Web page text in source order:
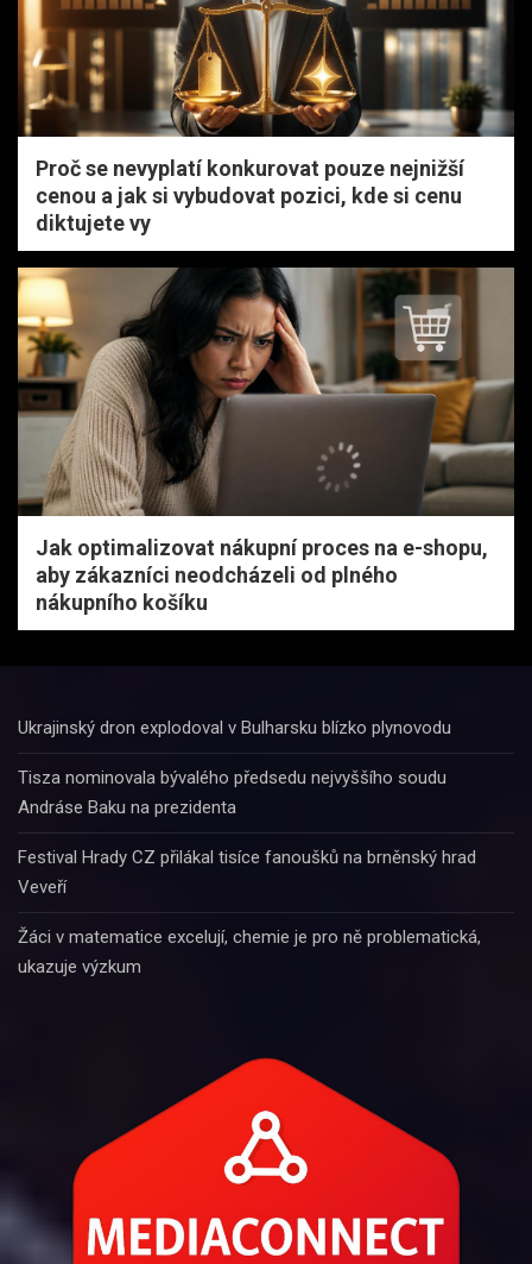
Proč se nevyplatí konkurovat pouze nejnižší
cenou a jak si vybudovat pozici, kde si cenu
diktujete vy
Jak optimalizovat nákupní proces na e-shopu,
aby zákazníci neodcházeli od plného
nákupního košíku
Ukrajinský dron explodoval v Bulharsku blízko plynovodu
Tisza nominovala bývalého předsedu nejvyššího soudu
Andráse Baku na prezidenta
Festival Hrady CZ přilákal tisíce fanoušků na brněnský hrad
Veveří
Žáci v matematice excelují, chemie je pro ně problematická,
ukazuje výzkum